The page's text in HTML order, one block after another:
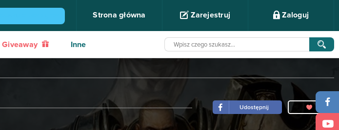
Strona główna Zarejestruj Zaloguj
Giveaway Inne
Udostępnij